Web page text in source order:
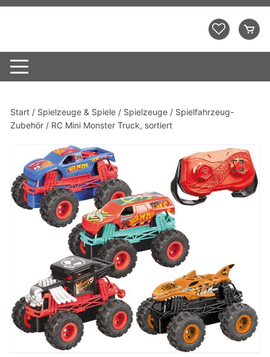
Zum
Start / Spielzeuge & Spiele / Spielzeuge / Spielfahrzeug-
Zubehör / RC Mini Monster Truck, sortiert